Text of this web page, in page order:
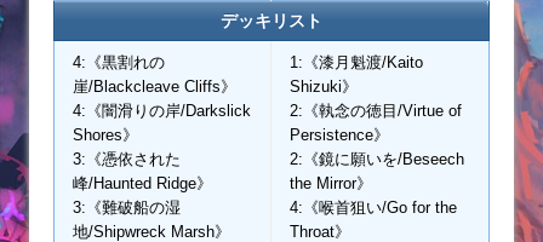
デッキリスト
4:《黒割れの
崖/Blackcleave Cliffs》
4:《闇滑りの岸/Darkslick
Shores》
3:《憑依された
峰/Haunted Ridge》
3:《難破船の湿
地/Shipwreck Marsh》
1:《漆月魁渡/Kaito
Shizuki》
2:《執念の徳目/Virtue of
Persistence》
2:《鏡に願いを/Beseech
the Mirror》
4:《喉首狙い/Go for the
Throat》